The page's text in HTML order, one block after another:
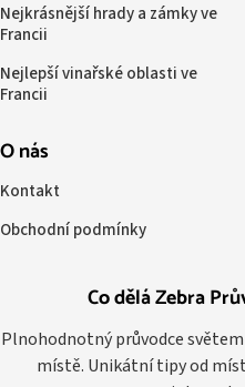
Co dělá Zebra
Plnohodnotný průvodce
místě. Unikátní tipy od
Nejkrásnější hrady a zámky ve
Francii
Nejlepší vinařské oblasti ve
Francii
O nás
Kontakt
Obchodní podmínky